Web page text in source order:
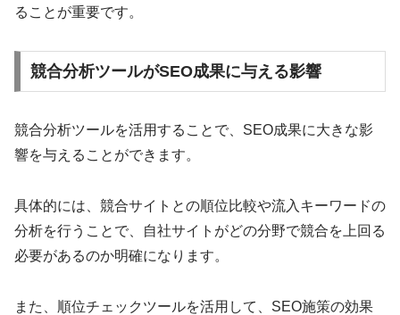
ることが重要です。
競合分析ツールがSEO成果に与える影響
競合分析ツールを活用することで、SEO成果に大きな影
響を与えることができます。
具体的には、競合サイトとの順位比較や流入キーワードの
分析を行うことで、自社サイトがどの分野で競合を上回る
必要があるのか明確になります。
また、順位チェックツールを活用して、SEO施策の効果